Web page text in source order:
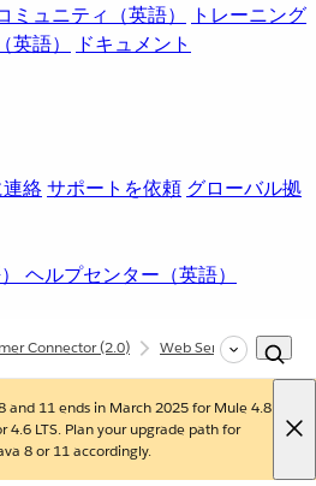
ミュニティ（英語）
トレーニング
語）
ドキュメント
絡サポートを依頼 グローバル拠
ヘルプセンター（英語）
Connector(2.0) Web Service
and 11 ends in March 2025 for Mule 4.8
4.6 LTS. Plan your upgrade path for
8 or 11 accordingly.